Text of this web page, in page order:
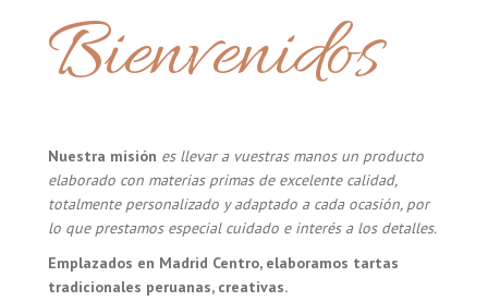
Bienvenidos
Nuestra misión es llevar a vuestras manos un producto
elaborado con materias primas de excelente calidad,
totalmente personalizado y adaptado a cada ocasión, por
lo que prestamos especial cuidado e interés a los detalles.
Emplazados en Madrid Centro, elaboramos tartas
tradicionales peruanas, creativas.